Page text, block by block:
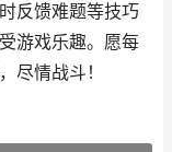
反馈难题等技巧
游戏乐趣。愿每
尽情战斗！